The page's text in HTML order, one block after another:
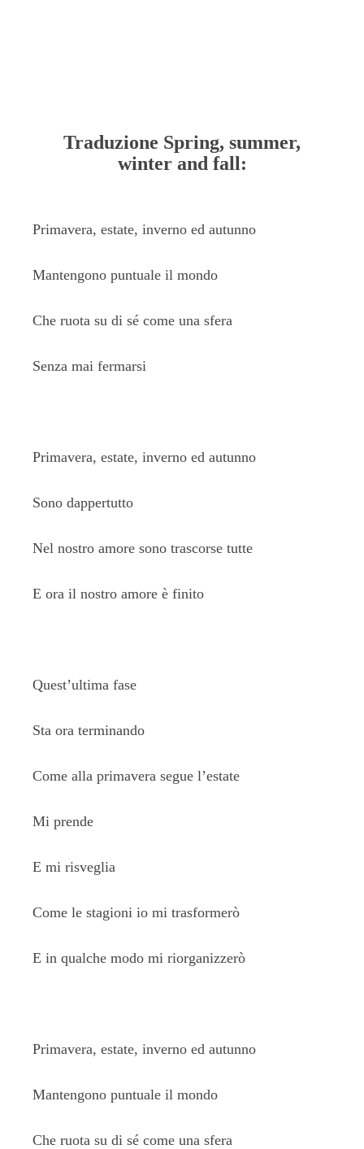
Traduzione Spring, summer,
winter and fall:
Primavera, estate, inverno ed autunno
Mantengono puntuale il mondo
Che ruota su di sé come una sfera
Senza mai fermarsi
Primavera, estate, inverno ed autunno
Sono dappertutto
Nel nostro amore sono trascorse tutte
E ora il nostro amore è finito
Quest’ultima fase
Sta ora terminando
Come alla primavera segue l’estate
Mi prende
E mi risveglia
Come le stagioni io mi trasformerò
E in qualche modo mi riorganizzerò
Primavera, estate, inverno ed autunno
Mantengono puntuale il mondo
Che ruota su di sé come una sfera